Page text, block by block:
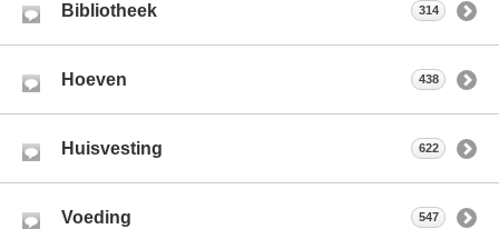
Bibliotheek 314
Hoeven 438
Huisvesting 622
Voeding 547